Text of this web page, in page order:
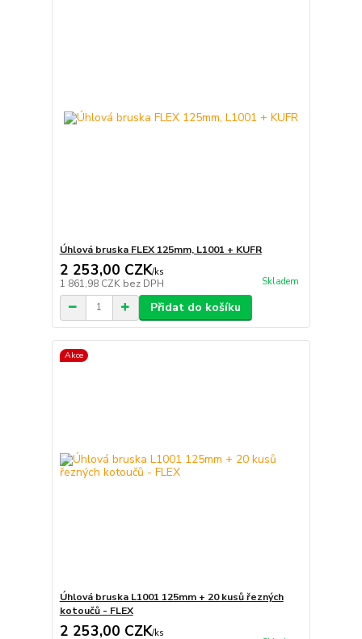
Úhlová bruska FLEX 125mm, L1001 + KUFR
2 253,00 CZK/ks
1 861,98 CZK bez DPH Skladem
Přidat do košíku
Akce
Úhlová bruska L1001 125mm + 20 kusů řezných
kotoučů - FLEX
2 253,00 CZK/ks